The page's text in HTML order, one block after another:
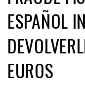
ESPAÑOL
EUROS